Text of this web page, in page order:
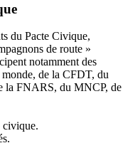
du Pacte Civique,
de route »
notamment des
de la CFDT, du
la FNARS, du MNCP, de
civique.